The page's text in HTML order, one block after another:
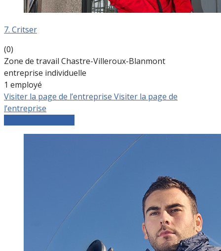
7. Critser
(0)
Zone de travail Chastre-Villeroux-Blanmont
entreprise individuelle
1 employé
Visiter la page de l’entreprise Visiter la page de
l’entreprise